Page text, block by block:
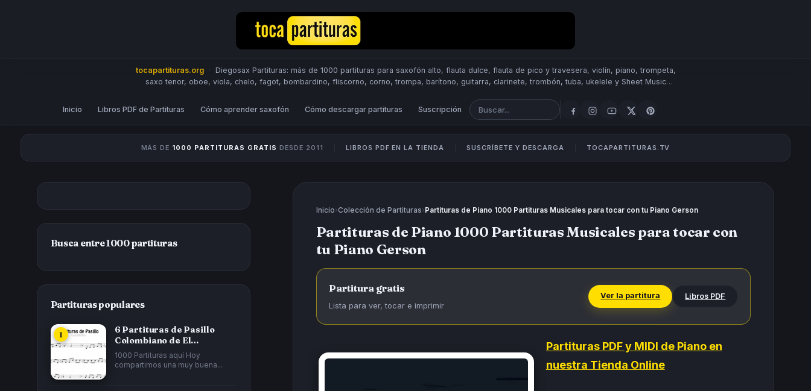
tocapartituras.org ·
Diegosax Partituras: más de 1000 partituras para saxofón alto, flauta dulce, flauta de pico y travesera, violín, piano, trompeta,
saxo tenor, oboe, viola, chelo, fagot, bombardino, fliscorno, corno, trompa, barítono, guitarra, clarinete, trombón, tuba, ukelele y Sheet Music
Inicio Libros PDF de Partituras Cómo aprender saxofón Cómo descargar partituras Suscripción
MÁS DE 1000 PARTITURAS GRATIS DESDE 2011 LIBROS PDF EN LA TIENDA SUSCRÍBETE Y DESCARGA TOCAPARTITURAS.TV
Inicio›Colección de Partituras› Partituras de Piano 1000 Partituras Musicales para tocar con tu Piano Gerson
Partituras de Piano 1000 Partituras Musicales para tocar con
tu Piano Gerson
Partitura gratis
Lista para ver, tocar e imprimir
Ver la partitura Libros PDF
Partituras PDF y MIDI de Piano en
nuestra Tienda Online
Busca entre 1000 partituras
Partituras populares
6 Partituras de Pasillo
Colombiano de El
Cucarrón, La Gata...
1000 Partituras aquí Hoy
compartimos una muy buena...